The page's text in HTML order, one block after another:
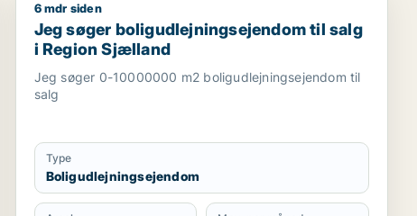
til salg i Vordingborg, Guldborgsund eller Lolland
Jeg søger boligudlejningsejendom til salg i Region
6 mdr siden
Jeg søger boligudlejningsejendom til salg
i Region Sjælland
Jeg søger 0-10000000 m2 boligudlejningsejendom til
salg
Type
Boligudlejningsejendom